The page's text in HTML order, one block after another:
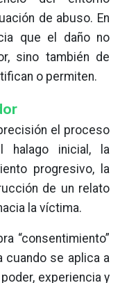
de abuso. En
que el daño no
sino también de
o permiten.
el proceso
halago inicial, la
progresivo, la
de un relato
la víctima.
“consentimiento”
cuando se aplica a
experiencia y